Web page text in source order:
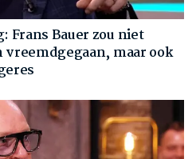
Frans Bauer zou niet
maar ook